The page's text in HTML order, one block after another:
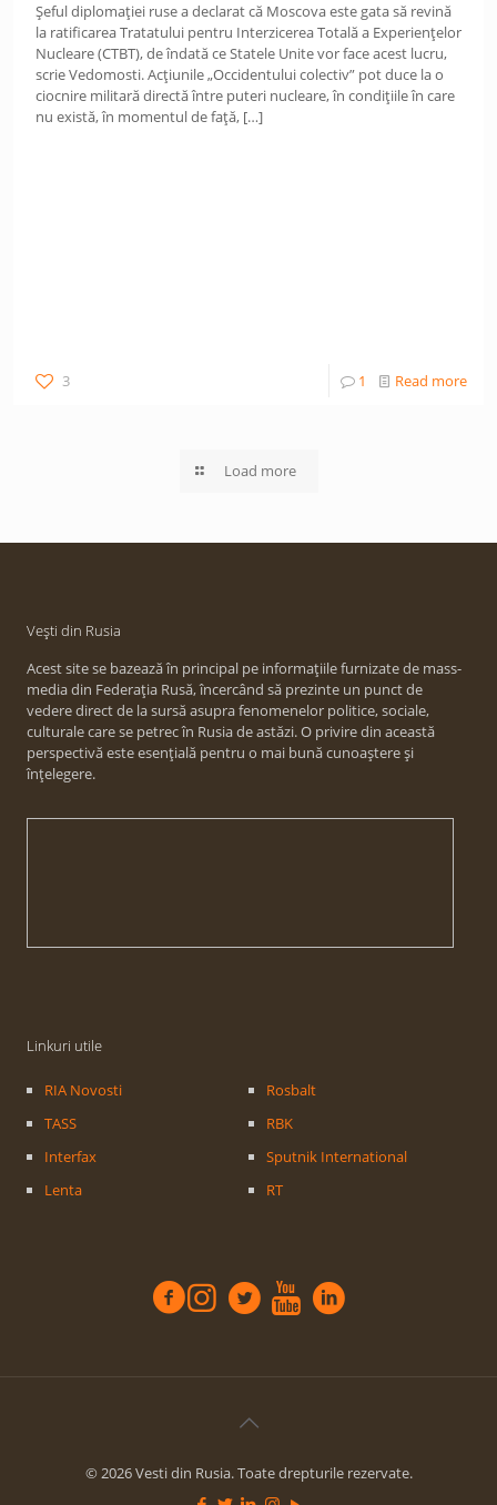
Șeful diplomației ruse a declarat că Moscova este gata să revină
la ratificarea Tratatului pentru Interzicerea Totală a Experienţelor
Nucleare (CTBT), de îndată ce Statele Unite vor face acest lucru,
scrie Vedomosti. Acțiunile „Occidentului colectiv” pot duce la o
ciocnire militară directă între puteri nucleare, în condițiile în care
nu există, în momentul de față, […]
3 1 Read more
Load more
Vești din Rusia
Acest site se bazează în principal pe informațiile furnizate de mass-
media din Federația Rusă, încercând să prezinte un punct de
vedere direct de la sursă asupra fenomenelor politice, sociale,
culturale care se petrec în Rusia de astăzi. O privire din această
perspectivă este esențială pentru o mai bună cunoaștere și
înțelegere.
Linkuri utile
RIA Novosti
TASS
Interfax
Lenta
Rosbalt
RBK
Sputnik International
RT
© 2026 Vesti din Rusia. Toate drepturile rezervate.